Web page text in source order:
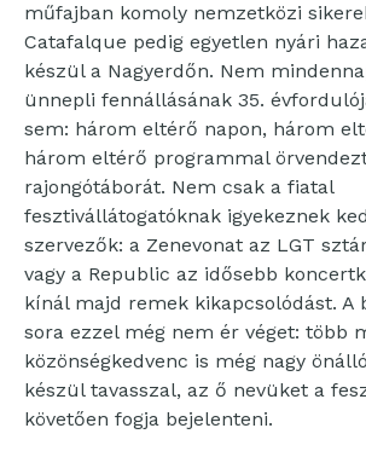
műfajban komoly nemzetközi
Catafalque pedig egyetlen nyári
készül a Nagyerdőn. Nem
ünnepli fennállásának 35.
sem: három eltérő napon, három
három eltérő programmal
rajongótáborát. Nem csak a fiatal
fesztivállátogatóknak igyekeznek
szervezők: a Zenevonat az LGT
vagy a Republic az idősebb
kínál majd remek kikapcsolódást. A
sora ezzel még nem ér véget: több
közönségkedvenc is még nagy
készül tavasszal, az ő nevüket a
követően fogja bejelenteni.